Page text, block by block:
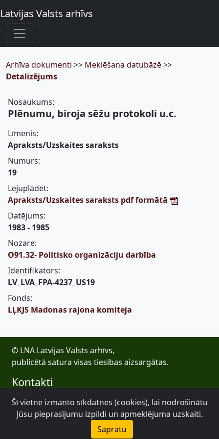
Latvijas Valsts arhīvs
Arhīva dokumenti >> Meklēšana datubāzē>>
Detalizējums
Nosaukums:
Plēnumu, biroja sēžu protokoli u.c.
Līmenis:
Apraksts/Uzskaites saraksts
Numurs:
19
Lejuplādēt:
Apraksts/Uzskaites saraksts pdf formātā
Datējums:
1983 - 1985
Nozare:
O91.32- Politisko organizāciju darbība
Identifikators:
LV_LVA_FPA-4237_US19
Fonds:
LĻKJS Madonas rajona komiteja
© LNA Latvijas Valsts arhīvs,
publicētā satura visas tiesības aizsargātas.
Kontakti
E-pasts: lva@arhivi.gov.lv
Tālrunis: +371 20027447
Bezdelīgu 1A, Rīga
Šī vietne izmanto sīkdatnes (cookies), lai nodrošinātu
Jūsu pieprasījumu izpildi un apmeklējuma uzskaiti.
Sapratu